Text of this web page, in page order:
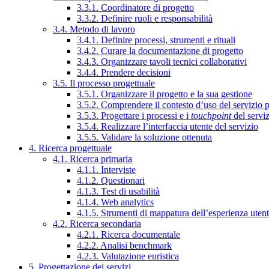
3.3.1. Coordinatore di progetto
3.3.2. Definire ruoli e responsabilità
3.4. Metodo di lavoro
3.4.1. Definire processi, strumenti e rituali
3.4.2. Curare la documentazione di progetto
3.4.3. Organizzare tavoli tecnici collaborativi
3.4.4. Prendere decisioni
3.5. Il processo progettuale
3.5.1. Organizzare il progetto e la sua gestione
3.5.2. Comprendere il contesto d’uso del servizio
3.5.3. Progettare i processi e i touchpointdel
3.5.4. Realizzare l’interfaccia utente del servizio
3.5.5. Validare la soluzione ottenuta
4. Ricerca progettuale
4.1. Ricerca primaria
4.1.1. Interviste
4.1.2. Questionari
4.1.3. Test di usabilità
4.1.4. Web analytics
4.1.5. Strumenti di mappatura dell’esperienza
4.2. Ricerca secondaria
4.2.1. Ricerca documentale
4.2.2. Analisi benchmark
4.2.3. Valutazione euristica
5. Progettazione dei servizi